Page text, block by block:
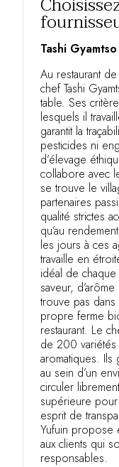
Tashi
Au restaurant
chef Tashi
table. Ses
lesquels il
garantit la
pesticides ni
d’élevage
collabore avec
se trouve le
partenaires
qualité strictes
qu’au
les jours à ces
travaille en
idéal de
saveur,
trouve pas
propre ferme
restaurant. Le
de 200 variétés
aromatiques.
au sein d’un
circuler
supérieure
esprit de
Yufuin propose
aux clients qui
responsables.